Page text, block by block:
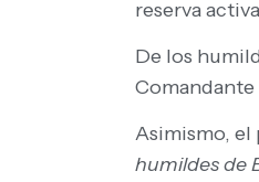
reserva
De los
Comandante
Asimismo, el
humildes de